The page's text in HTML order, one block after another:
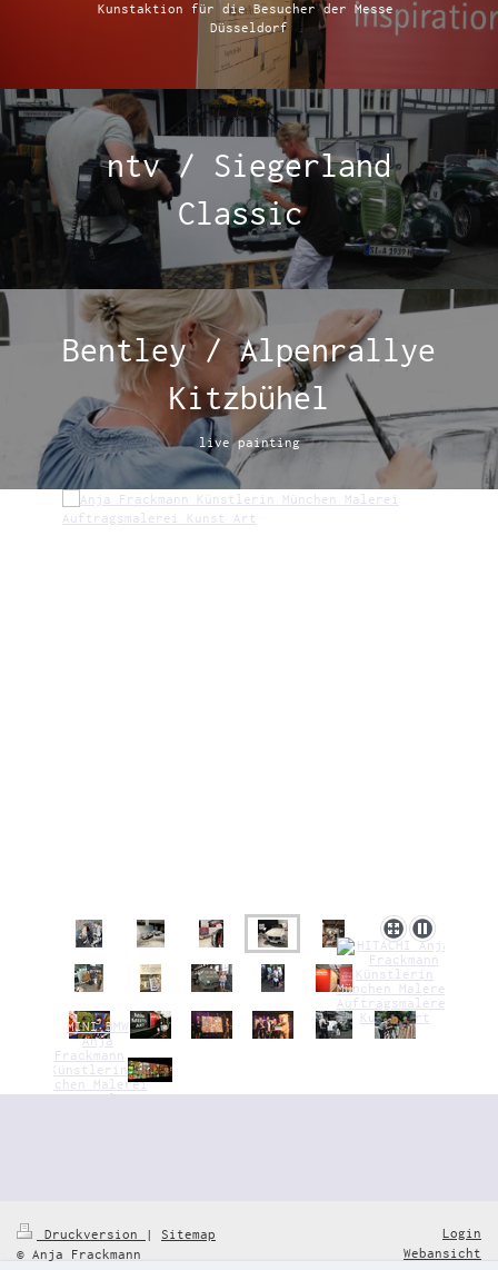
Kunstaktion für die Besucher der Messe
Düsseldorf
ntv / Siegerland
Classic
Bentley / Alpenrallye
Kitzbühel
live painting
Druckversion |
Sitemap
© Anja Frackmann
Login
Webansicht